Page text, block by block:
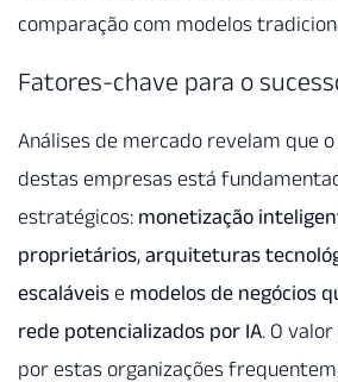
comparação com modelos
Fatores-chave para o
Análises de mercado revelam que
destas empresas está
estratégicos: monetização
proprietários, arquiteturas
escaláveis e modelos de negócios
rede potencializados por IA. O
por estas organizações